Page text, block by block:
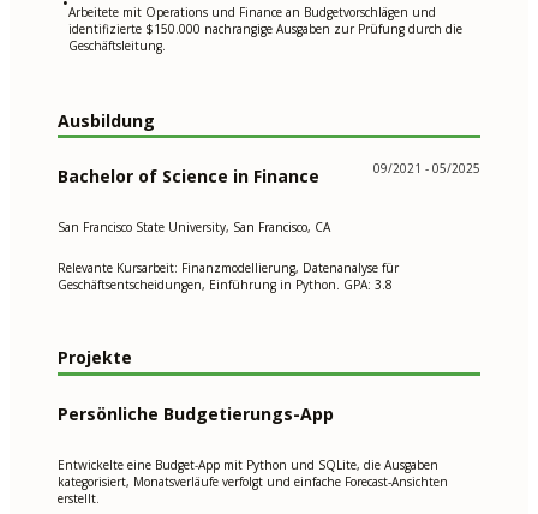
Arbeitete mit Operations und Finance an Budgetvorschlägen und
identifizierte $150.000 nachrangige Ausgaben zur Prüfung durch die
Geschäftsleitung.
Ausbildung
Bachelor of Science in Finance 09/2021 - 05/2025
San Francisco State University, San Francisco, CA
Relevante Kursarbeit: Finanzmodellierung, Datenanalyse für
Geschäftsentscheidungen, Einführung in Python. GPA: 3.8
Projekte
Persönliche Budgetierungs-App
Entwickelte eine Budget-App mit Python und SQLite, die Ausgaben
kategorisiert, Monatsverläufe verfolgt und einfache Forecast-Ansichten
erstellt.